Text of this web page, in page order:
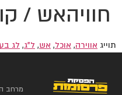
חוויהאש /
תוייג אווירה, אוכל, אש, ל"ג, לג
מרחב